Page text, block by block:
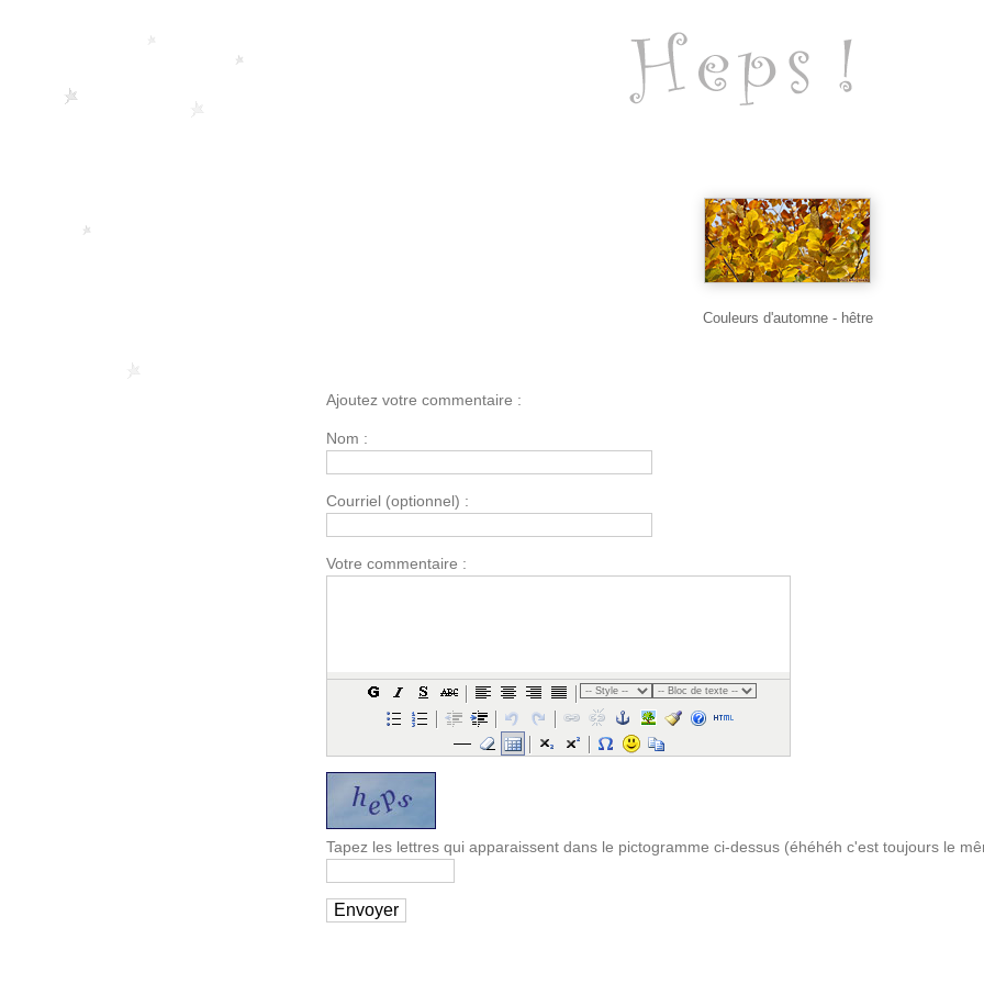
Couleurs d'automne - hêtre
Ajoutez votre commentaire :
Nom :
Courriel (optionnel) :
Votre commentaire :
Tapez les lettres qui apparaissent dans le pictogramme ci-dessus (éhéhéh c'est toujours le